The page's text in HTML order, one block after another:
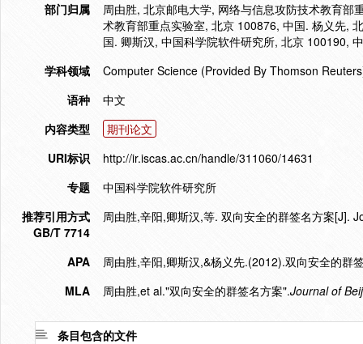
部门归属
周由胜, 北京邮电大学, 网络与信息攻防技术教育
术教育部重点实验室, 北京 100876, 中国. 杨义先,
国. 卿斯汉, 中国科学院软件研究所, 北京 100190,
学科领域
Computer Science (Provided By Thomson
语种
中文
内容类型
期刊论文
URI标识
http://ir.iscas.ac.cn/handle/311060/14631
专题
中国科学院软件研究所
推荐引用方式
GB/T 7714
周由胜,辛阳,卿斯汉,等. 双向安全的群签名方案[J].
APA
周由胜,辛阳,卿斯汉,&杨义先.(2012).双向安全的群
MLA
周由胜,et al."双向安全的群签名方案".Journal of
条目包含的文件